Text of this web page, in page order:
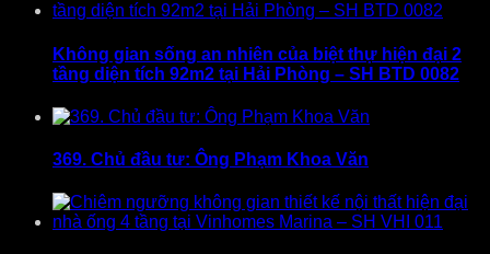
Không gian sống an nhiên của biệt thự hiện đại 2
tầng diện tích 92m2 tại Hải Phòng – SH BTD 0082
369. Chủ đầu tư: Ông Phạm Khoa Văn